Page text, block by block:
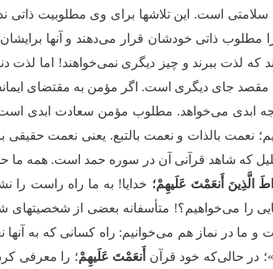
سلامتی است. این تلاشها برای وی مطلوبیت ذاتی
را مطلوب ذاتی خودشان قرار می‌دهند و آنها
که لذت ببرند و چیز دیگری نمی‌خواهند! اما لذت
مقصد جای دیگری است. اگر مؤمن به مقتضای
ابدی می‌خواهد. مطلوب مؤمن سعادت ابدی است.
نعمت بالذات و نعمت بالتبع. یعنی نعمت
که شاهد قرآنی آن در سوره حمد است. همه ما
الَّذِینَ أَنعَمْتَ عَلَیهِمْ؛ خدایا! به ما راه راست را
را می‌خواهیم؟! متأسفانه بعضی از
و ما در نماز هم می‌خوانیم: راه کسانی که به آنها
در حالی‌که خود قرآن أَنعَمْتَ عَلَیهِمْ؛ را معرفی